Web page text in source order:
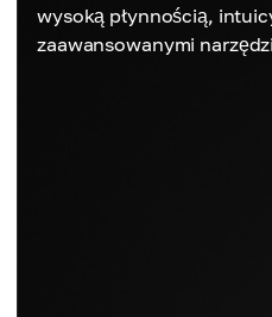
wysoką płynnością,
zaawansowanymi